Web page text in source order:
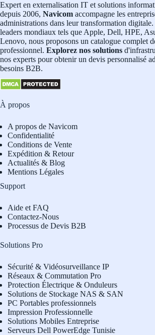
Expert en externalisation IT et solutions
depuis 2006, Navicom accompagne les
administrations dans leur transformation digitale.
leaders mondiaux tels que Apple, Dell, HPE,
Lenovo, nous proposons un catalogue complet
professionnel. Explorez nos solutions
nos experts pour obtenir un devis personnalisé
besoins B2B.
À propos
A propos de Navicom
Confidentialité
Conditions de Vente
Expédition & Retour
Actualités & Blog
Mentions Légales
Support
Aide et FAQ
Contactez-Nous
Processus de Devis B2B
Solutions Pro
Sécurité & Vidéosurveillance IP
Réseaux & Commutation Pro
Protection Électrique & Onduleurs
Solutions de Stockage NAS & SAN
PC Portables professionnels
Impression Professionnelle
Solutions Mobiles Entreprise
Serveurs Dell PowerEdge Tunisie